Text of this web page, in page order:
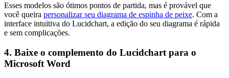
Esses modelos são ótimos pontos de partida, mas é provável que
você queira personalizar seu diagrama de espinha de peixe. Com a
interface intuitiva do Lucidchart, a edição do seu diagrama é rápida
e sem complicações.
4. Baixe o complemento do Lucidchart para o
Microsoft Word